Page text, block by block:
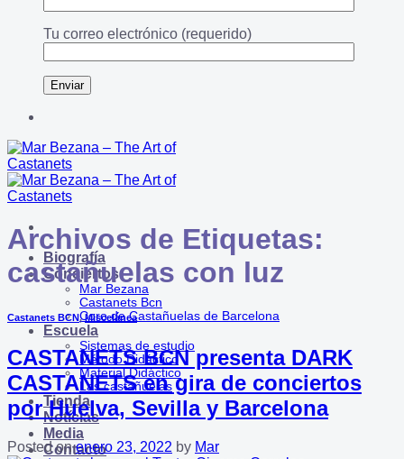
Tu correo electrónico (requerido)
Biografía
Conciertos
Mar Bezana
Castanets Bcn
Coro de Castañuelas de Barcelona
Escuela
Sistemas de estudio
Método Didáctico
Material Didáctico
Las castañuelas
Tienda
Notícias
Media
Contacto
Archivos de Etiquetas:
castañuelas con luz
Castanets BCN,Miscelánea
CASTANETS BCN presenta DARK
CASTANETS en gira de conciertos
por Huelva, Sevilla y Barcelona
Posted onenero 23, 2022 by Mar